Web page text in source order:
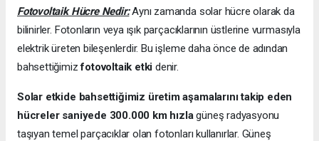
Fotovoltaik Hücre Nedir:Aynı zamanda solar hücre olarak da
bilinirler. Fotonların veya ışık parçacıklarının üstlerine vurmasıyla
elektrik üreten bileşenlerdir. Bu işleme daha önce de adından
bahsettiğimizfotovoltaik etkidenir.
Solar etkide bahsettiğimiz üretim aşamalarını takip eden
hücreler saniyede 300.000 km hızlagüneş radyasyonu
taşıyan temel parçacıklar olan fotonları kullanırlar. Güneş